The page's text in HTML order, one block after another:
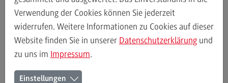
Stellenangebote
(External link)
Hochschuldidaktik
Personalförderung Ansprechpersonen Kontaktformular
Personalförderung an der
Verwendung der Cookies können Sie jederzeit
widerrufen. Weitere Informationen zu Cookies auf dieser
Website finden Sie in unserer Datenschutzerklärung und
zu uns im Impressum.
Einstellungen